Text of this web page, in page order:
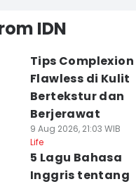
IDN
Tips Complexion
Flawless di Kulit
Bertekstur dan
Berjerawat
9 Aug 2026, 21:03 WIB
Life
5 Lagu Bahasa
Inggris tentang